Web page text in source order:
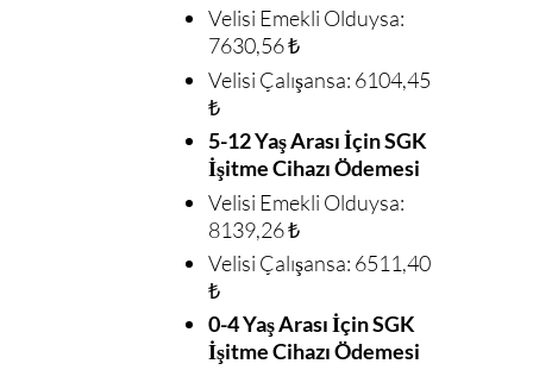
Velisi Emekli Olduysa:
7630,56 ₺
Velisi Çalışansa: 6104,45
₺
5-12 Yaş Arası İçin SGK
İşitme Cihazı Ödemesi
Velisi Emekli Olduysa:
8139,26 ₺
Velisi Çalışansa: 6511,40
₺
0-4 Yaş Arası İçin SGK
İşitme Cihazı Ödemesi